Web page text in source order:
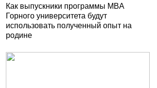
Как выпускники программы MBA
Горного университета будут
использовать полученный опыт на
родине